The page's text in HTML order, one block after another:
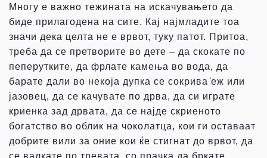
Многу е важно тежината на искачувањето да
биде прилагодена на сите. Кај најмладите тоа
значи дека целта не е врвот, туку патот. Притоа,
треба да се претворите во дете – да скокате по
пеперутките, да фрлате камења во вода, да
барате дали во некоја дупка се сокрива ̍еж или
јазовец, да се качувате по дрва, да си играте
криенка зад дрвата, да се најде скриеното
богатство во облик на чоколатца, кои ги оставаат
добрите вили за оние кои ќе стигнат до врвот, да
се валкате по тревата, со прачка да бркате